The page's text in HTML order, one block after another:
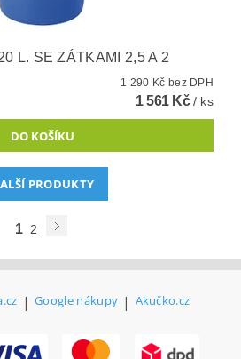
L. SE ZÁTKAMI 2,5 A 2
1 290 Kč bez DPH
1 561 Kč/ ks
PRODUKTY
1 2
| Google nákupy | Akučko.cz